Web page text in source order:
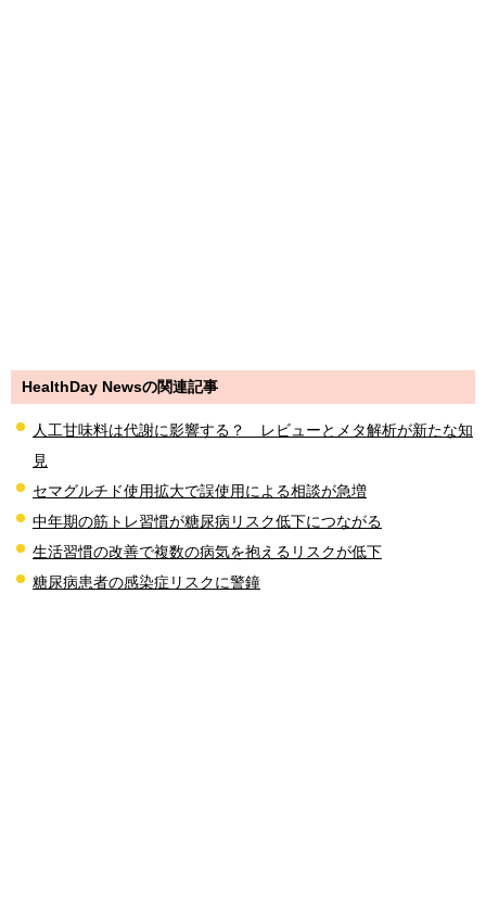
HealthDay Newsの関連記事
人工甘味料は代謝に影響する？ レビューとメタ解析が新たな知
見
セマグルチド使用拡大で誤使用による相談が急増
中年期の筋トレ習慣が糖尿病リスク低下につながる
生活習慣の改善で複数の病気を抱えるリスクが低下
糖尿病患者の感染症リスクに警鐘